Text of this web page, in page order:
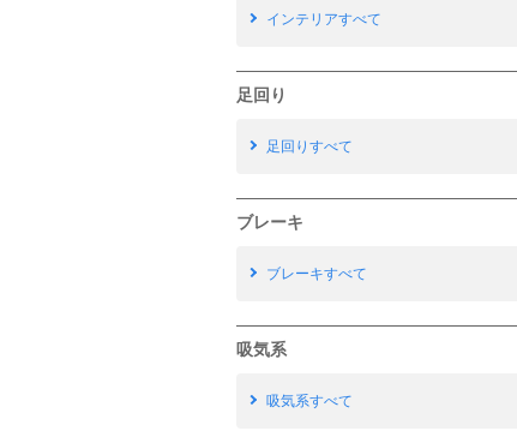
インテリアすべて
足回り
足回りすべて
ブレーキ
ブレーキすべて
吸気系
吸気系すべて